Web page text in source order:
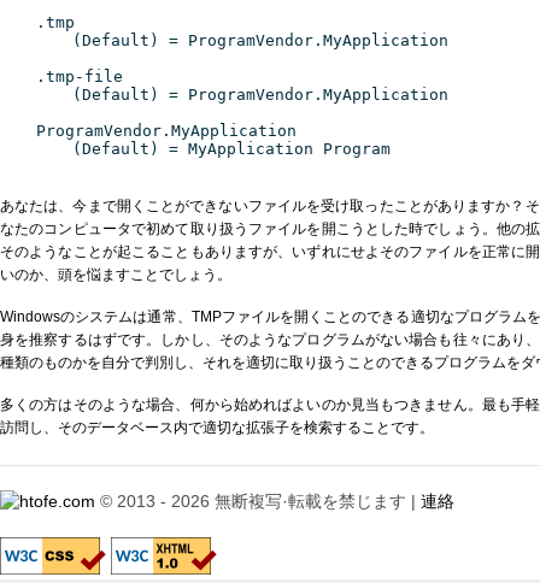
.tmp
(Default) = ProgramVendor.MyApplication
.tmp-file
(Default) = ProgramVendor.MyApplication
ProgramVendor.MyApplication
(Default) = MyApplication Program
あなたは、今まで開くことができないファイルを受け取ったことがありますか？
なたのコンピュータで初めて取り扱うファイルを開こうとした時でしょう。他の
そのようなことが起こることもありますが、いずれにせよそのファイルを正常に
いのか、頭を悩ますことでしょう。
Windowsのシステムは通常、TMPファイルを開くことのできる適切なプログラム
身を推察するはずです。しかし、そのようなプログラムがない場合も往々にあり
種類のものかを自分で判別し、それを適切に取り扱うことのできるプログラムを
多くの方はそのような場合、何から始めればよいのか見当もつきません。最も手
訪問し、そのデータベース内で適切な拡張子を検索することです。
© 2013 - 2026 無断複写·転載を禁じます | 連絡